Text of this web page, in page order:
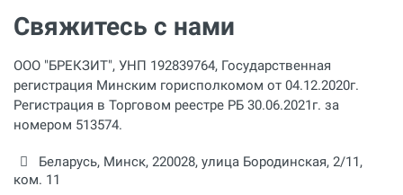
Макс. подача
18 м³/час
Макс. перепад
Время самозаполнения
80 сек / 4 м
Свяжитесь с нами
ООО "БРЕКЗИТ", УНП 192839764, Государственная
регистрация Минским горисполкомом от 04.12.2020г.
Регистрация в Торговом реестре РБ 30.06.2021г. за
номером 513574.
Беларусь, Минск, 220028, улица Бородинская, 2/11,
ком. 11